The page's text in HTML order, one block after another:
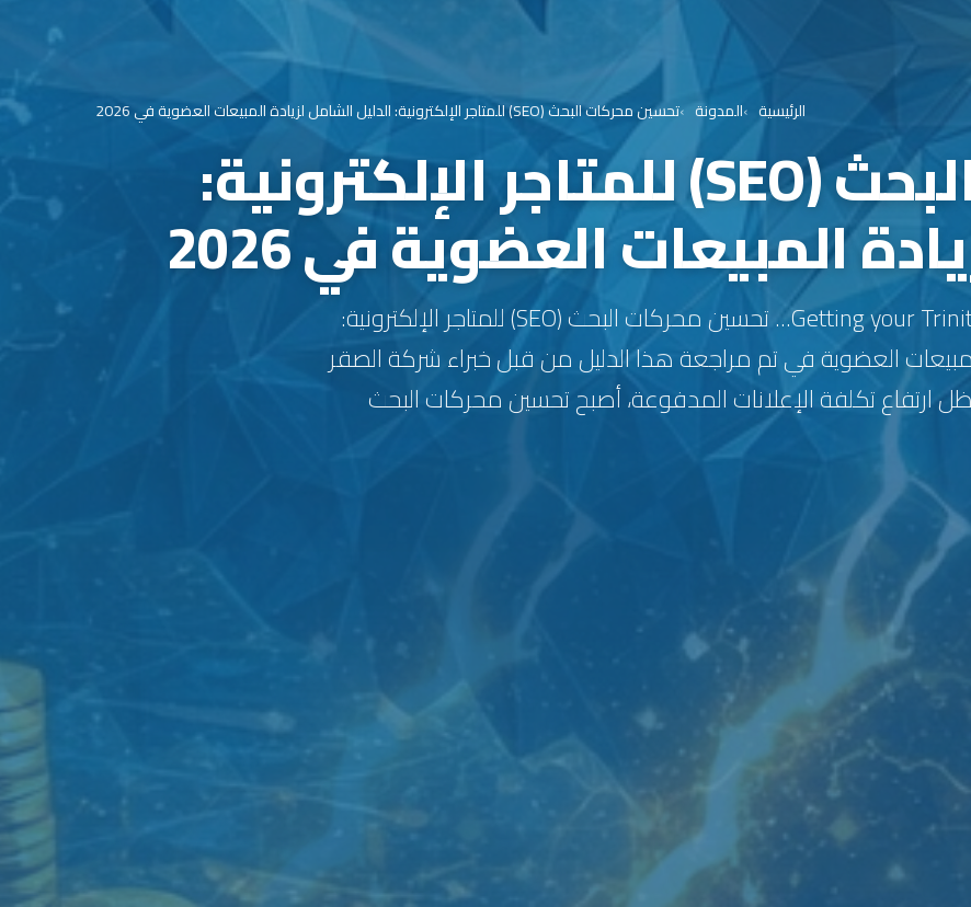
الرئيسية المدونة تحسين محركات البحث (SEO) للمتاجر الإلكترونية: الدليل الشامل لزيادة المبيعات العضوية في 2026
تحسين محركات البحث (SEO) للمتاجر الإلكترونية:
المبيعات العضوية في 2026
Getting your Trinity Audio player ready... تحسين محركات البحث (SEO) للمتاجر الإلكترونية:
العضوية في تم مراجعة هذا الدليل من قبل خبراء شركة الصقر
ارتفاع تكلفة الإعلانات المدفوعة، أصبح تحسين محركات البحث